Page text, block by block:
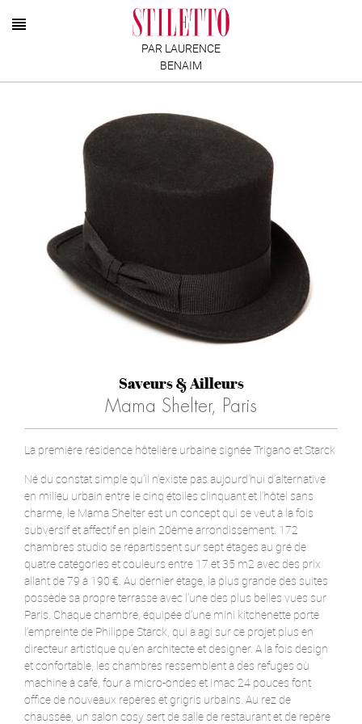
PAR LAURENCE
BENAIM
Saveurs & Ailleurs
Mama Shelter, Paris
La première résidence hôtelière urbaine signée Trigano et Starck
Né du constat simple qu’il n’existe pas aujourd’hui d’alternative
en milieu urbain entre le cinq étoiles clinquant et l’hôtel sans
charme, le Mama Shelter est un concept qui se veut à la fois
subversif et affectif en plein 20ème arrondissement. 172
chambres studio se répartissent sur sept étages au gré de
quatre catégories et couleurs entre 17 et 35 m2 avec des prix
allant de 79 à 190 €. Au dernier étage, la plus grande des suites
possède sa propre terrasse avec l’une des plus belles vues sur
Paris. Chaque chambre, équipée d’une mini kitchenette porte
l’empreinte de Philippe Starck, qui a agi sur ce projet plus en
directeur artistique qu’en architecte et designer. A la fois design
et confortable, les chambres ressemblent à des refuges où
machine à café, four à micro-ondes et Imac 24 pouces font
office de nouveaux repères et grigris urbains. Au rez de
chaussée, un salon cosy sert de salle de restaurant et de repère